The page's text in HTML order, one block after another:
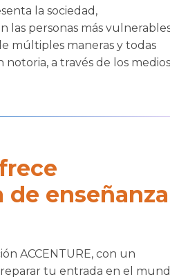
la sociedad,
las personas más
múltiples maneras y todas
a través de los medios
enseñanza
ACCENTURE, con un
tu entrada en el